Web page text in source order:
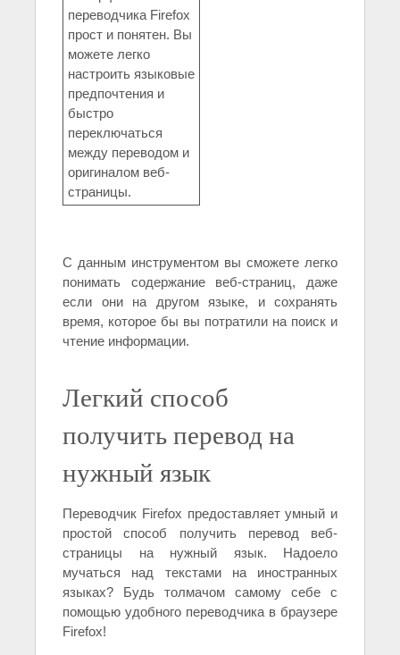
переводчика Firefox
прост и понятен. Вы
можете легко
настроить языковые
предпочтения и
быстро
переключаться
между переводом и
оригиналом веб-
страницы.
С данным инструментом вы сможете легко
понимать содержание веб-страниц, даже
если они на другом языке, и сохранять
время, которое бы вы потратили на поиск и
чтение информации.
Легкий способ
получить перевод на
нужный язык
Переводчик Firefox предоставляет умный и
простой способ получить перевод веб-
страницы на нужный язык. Надоело
мучаться над текстами на иностранных
языках? Будь толмачом самому себе с
помощью удобного переводчика в браузере
Firefox!